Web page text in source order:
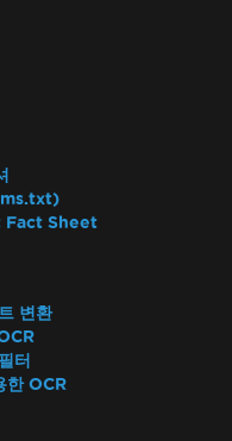
Sheet
변환
터
한 OCR